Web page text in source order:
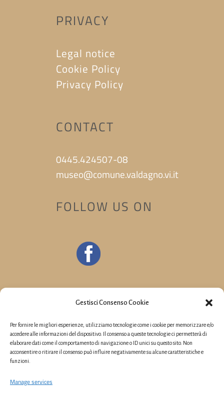
Gestisci Consenso Cookie
Per fornire le migliori esperienze, utilizziamo tecnologie come i cookie per memorizzare e/o
accedere alle informazioni del dispositivo. Il consenso a queste tecnologie ci permetterà di
elaborare dati come il comportamento di navigazione o ID unici su questo sito. Non
acconsentire o ritirare il consenso può influire negativamente su alcune caratteristiche e
funzioni.
Manage services
PRIVACY
Legal notice
Cookie Policy
Privacy Policy
CONTACT
0445.424507-08
museo@comune.valdagno.vi.it
FOLLOW US ON